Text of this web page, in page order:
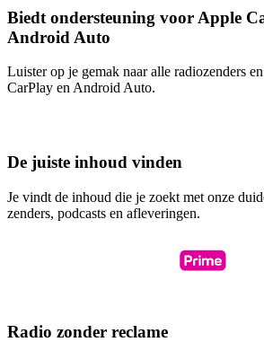
Biedt ondersteuning voor Apple
Android Auto
Luister op je gemak naar alle radiozenders
CarPlay en Android Auto.
De juiste inhoud vinden
Je vindt de inhoud die je zoekt met onze
zenders, podcasts en afleveringen.
Radio zonder reclame